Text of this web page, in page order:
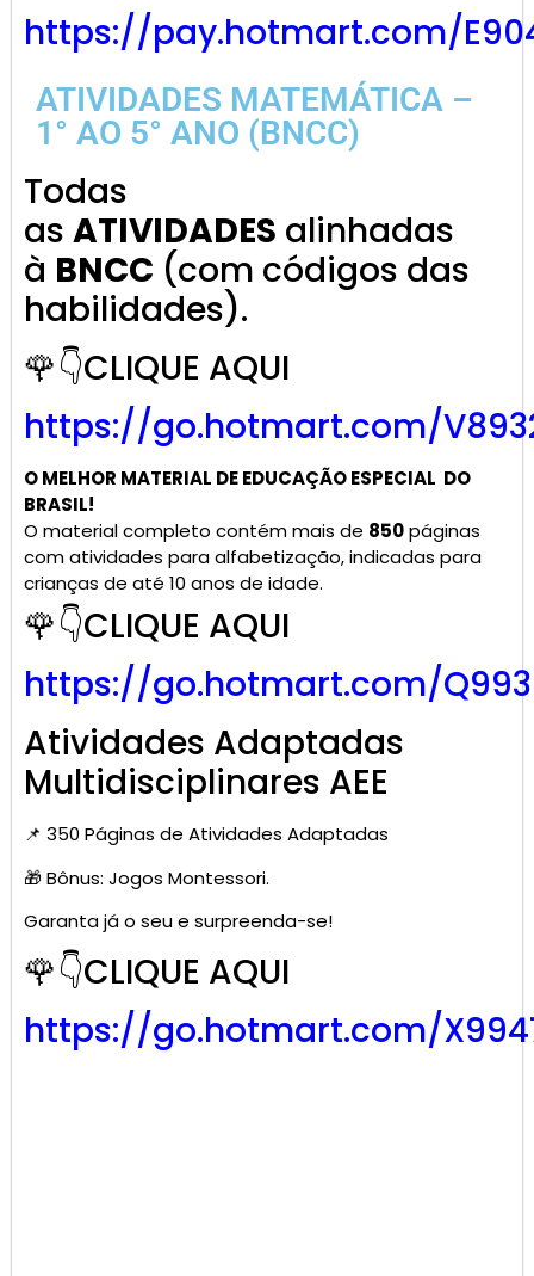
https://pay.hotmart.com/
ATIVIDADES MATEMÁTICA –
1° AO 5° ANO (BNCC)
Todas
as ATIVIDADES alinhadas
à BNCC (com códigos das
habilidades).
🌹👇CLIQUE AQUI
https://go.hotmart.com/
O MELHOR MATERIAL DEEDUCAÇÃO ESPECIAL DO
BRASIL!
O material completo contém mais de 850páginas
com atividades para alfabetização, indicadas para
crianças de até 10 anos de idade.
🌹👇CLIQUE AQUI
https://go.hotmart.com/
Atividades Adaptadas
Multidisciplinares AEE
📌 350 Páginas de Atividades Adaptadas
🎁 Bônus: Jogos Montessori.
Garanta já o seu e surpreenda-se!
🌹👇CLIQUE AQUI
https://go.hotmart.com/